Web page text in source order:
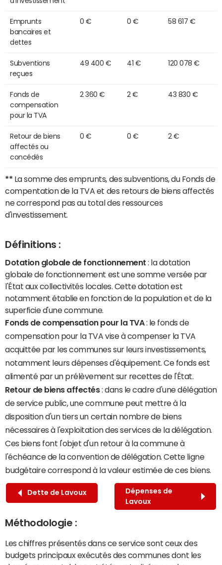
Emprunts
bancaires et
dettes
0 € 0 € 58 617 €
Subventions
reçues
49 400 € 41 € 120 078 €
Fonds de
compensation
pour la TVA
2 360 € 2 € 43 830 €
Retour de biens
affectés ou
concédés
0 € 0 € 2 €
** La somme des emprunts, des subventions, du Fonds de
compentation de la TVA et des retours de biens affectés
ne correspond pas au total des ressources
d'investissement.
Définitions :
Dotation globale de fonctionnement : la dotation
globale de fonctionnement est une somme versée par
l'État aux collectivités locales. Cette dotation est
notamment établie en fonction de la population et de la
superficie d'une commune.
Fonds de compensation pour la TVA: le fonds de
compensation pour la TVA vise à compenser la TVA
acquittée par les communes sur leurs investissements,
notamment leurs dépenses d'équipement. Ce fonds est
alimenté par un prélèvement sur recettes de l'État.
Retour de biens affectés: dans le cadre d'une délégation
de service public, une commune peut mettre à la
disposition d'un tiers un certain nombre de biens
nécessaires à l'exploitation des services de la délégation.
Ces biens font l'objet d'un retour à la commune à
l'échéance de la convention de délégation. Cette ligne
budgétaire correspond à la valeur estimée de ces biens.
Dette de Lavoux
Dépenses de
Lavoux
Méthodologie :
Les chiffres présentés dans ce service sont ceux des
budgets principaux exécutés des communes dont les